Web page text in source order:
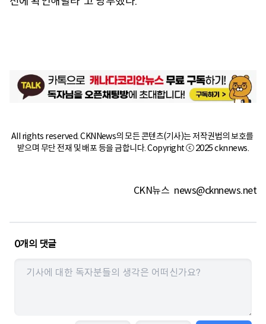
All rights reserved. CKNNews의 모든 콘텐츠(기사)는 저작권법의 보호를
받으며 무단 전재 및 배포 등을 금합니다. Copyright ⓒ 2025 cknnews.
CKN뉴스 news@cknnews.net
0개의 댓글